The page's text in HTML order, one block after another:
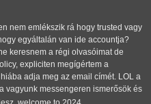
nem emlékszik rá hogy trusted vagy
egyáltalán van ide accountja?
keresnem a régi olvasóimat de
expliciten megígértem a
adja meg az email címét. LOL a
vagyunk messengeren ismerősök és